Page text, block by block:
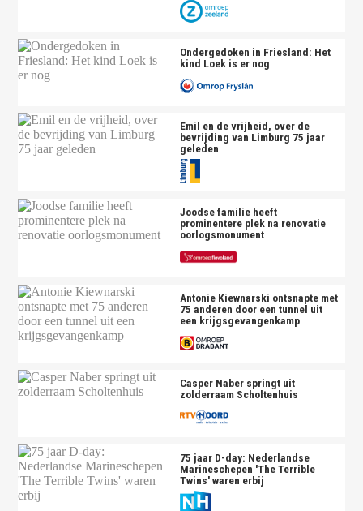
Ondergedoken in Friesland: Het
kind Loek is er nog
Emil en de vrijheid, over de
bevrijding van Limburg 75 jaar
geleden
Joodse familie heeft
prominentere plek na renovatie
oorlogsmonument
Antonie Kiewnarski ontsnapte met
75 anderen door een tunnel uit
een krijgsgevangenkamp
Casper Naber springt uit
zolderraam Scholtenhuis
75 jaar D-day: Nederlandse
Marineschepen 'The Terrible
Twins' waren erbij